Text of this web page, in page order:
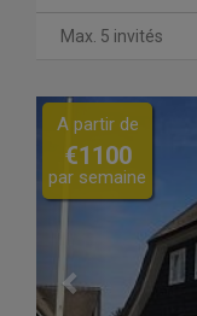
Max. 5 invités
Previous
A partir de
€1100
par semaine